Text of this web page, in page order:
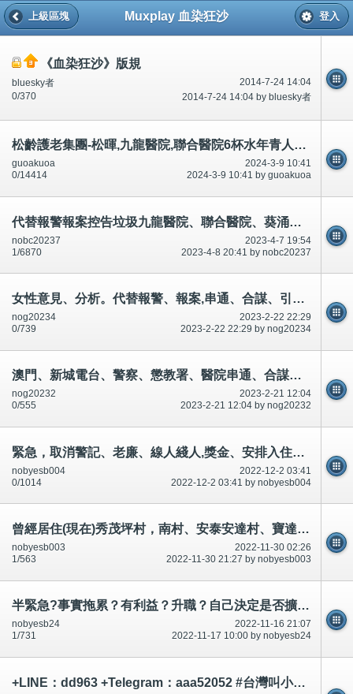
Muxplay 血染狂沙
上級區塊 登入
《血染狂沙》版規
2014-7-24 14:04
bluesky者
2014-7-24 14:04 by bluesky者
0/370
松齡護老集團-松暉,九龍醫院,聯合醫院6杯水年青人廁所/小便6次。入/送院，醫生/院缺水/唔標準水。200個標題話題
2024-3-9 10:41
guoakuoa
2024-3-9 10:41 by guoakuoa
0/14414
代替報警報案控告垃圾九龍醫院、聯合醫院、葵涌醫院、容鳳書診所。承認多次合謀犯法犯罪。
2023-4-7 19:54
nobc20237
2023-4-8 20:41 by nobc20237
1/6870
女性意見、分析。代替報警、報案,串通、合謀、引誘1-100歲男女,投資、金融。陷阱,升職
2023-2-22 22:29
nog20234
2023-2-22 22:29 by nog20234
0/739
澳門、新城電台、警察、懲教署、醫院串通、合謀犯法犯罪。坐牢坐監/懲教署,需要釋放罪犯犯人,放人～公開
2023-2-21 12:04
nog20232
2023-2-21 12:04 by nog20232
0/555
緊急，取消警記、老廉、線人綫人,獎金、安排入住公共屋邨,提出引誘迷惑,升職,全城吃屎、跳蝨等等!
2022-12-2 03:41
nobyesb004
2022-12-2 03:41 by nobyesb004
0/1014
曾經居住(現在)秀茂坪村，南村、安泰安達村、寶達村18-59歲男女，拍攝/錄影色情短片視頻、打真軍引誘迷惑,升職
2022-11-30 02:26
nobyesb003
2022-11-30 21:27 by nobyesb003
1/563
半緊急?事實拖累？有利益？升職？自己決定是否擴散.市民知道。
2022-11-16 21:07
nobyesb24
2022-11-17 10:00 by nobyesb24
1/731
+LINE：dd963 +Telegram：aaa52052 #台灣叫小姐 #台中叫小姐 #台北叫小姐 #高雄叫小姐 #新竹叫小姐 #台南叫小姐 #彰化叫小